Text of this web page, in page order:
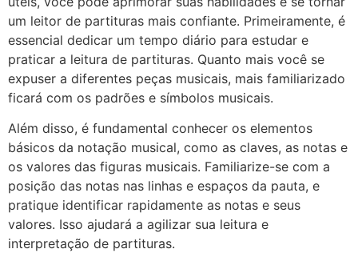
um leitor de partituras mais confiante. Primeiramente, é
essencial dedicar um tempo diário para estudar e
praticar a leitura de partituras. Quanto mais você se
expuser a diferentes peças musicais, mais familiarizado
ficará com os padrões e símbolos musicais.
Além disso, é fundamental conhecer os elementos
básicos da notação musical, como as claves, as notas e
os valores das figuras musicais. Familiarize-se com a
posição das notas nas linhas e espaços da pauta, e
pratique identificar rapidamente as notas e seus
valores. Isso ajudará a agilizar sua leitura e
interpretação de partituras.